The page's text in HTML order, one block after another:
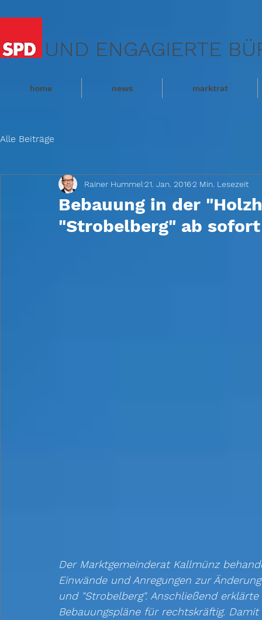
UND ENGAGIERTE
home news marktrat
Alle Beiträge
Bebauung in der
"Strobelberg" ab
Rainer Hummel 21. Jan. 20162 Min. Lesezeit
Der Marktgemeinderat Kallmünz
Einwände und Anregungen zur
und "Strobelberg". Anschließend
Bebauungspläne für rechtskräftig.